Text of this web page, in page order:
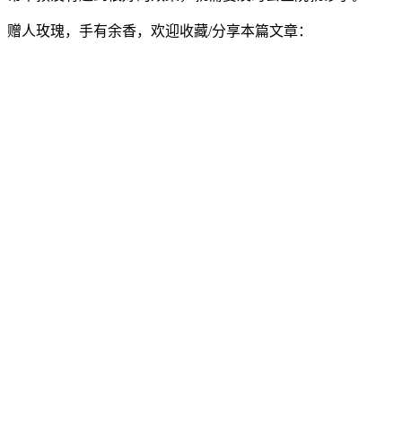
赠人玫瑰，手有余香，欢迎收藏/分享本篇文章：